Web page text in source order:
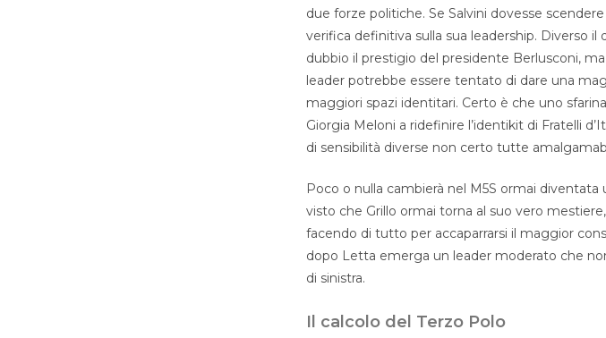
due forze politiche. Se Salvini dovesse
verifica definitiva sulla sua leadership. Diverso
dubbio il prestigio del presidente Berlusconi,
leader potrebbe essere tentato di dare una
maggiori spazi identitari. Certo è che uno
Giorgia Meloni a ridefinire l’identikit di Fratelli
di sensibilità diverse non certo tutte
Poco o nulla cambierà nel M5S ormai
visto che Grillo ormai torna al suo vero
facendo di tutto per accaparrarsi il maggior
dopo Letta emerga un leader moderato che
di sinistra.
Il calcolo del Terzo Polo